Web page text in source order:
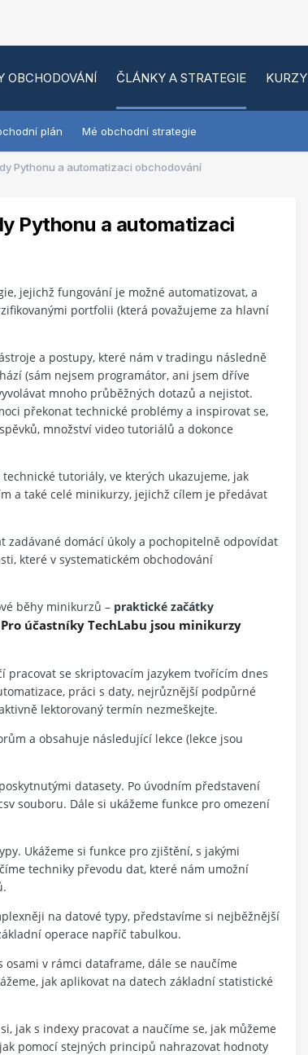
OBCHODOVÁNÍ ČLÁNKY A STRATEGIE KURZY
plán Mé obchodní strategie
Pythonu a automatizaci obchodování
Pythonu a automatizaci
jejichž fungování je možné automatizovat, a
portfolii (která považujeme za hlavní
a postupy, které nám v tradingu následně
(sám nejsem programátor, ani jsem dříve
mnoho průběžných dotazů a nejistot.
překonat technické problémy a inspirovat se,
množství video tutoriálů a dokonce
tutoriály, ve kterých ukazujeme, jak
a také celé minikurzy, jejichž cílem je předávat
zadávané domácí úkoly a pochopitelně odpovídat
které v systematickém obchodování
běhy minikurzů – praktické začátky
Pro účastníky TechLabu jsou minikurzy
pracovat se skriptovacím jazykem tvořícím dnes
práci s daty, nejrůznější podpůrné
lektorovaný termín nezmeškejte.
a obsahuje následující lekce (lekce jsou
datasety. Po úvodním představení
souboru. Dále si ukážeme funkce pro omezení
Ukážeme si funkce pro zjištění, s jakými
techniky převodu dat, které nám umožní
na datové typy, představíme si nejběžnější
operace napříč tabulkou.
osami v rámci dataframe, dále se naučíme
jak aplikovat na datech základní statistické
jak s indexy pracovat a naučíme se, jak můžeme
pomocí stejných principů nahrazovat hodnoty